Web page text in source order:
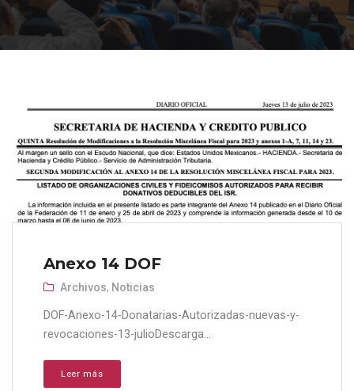
Anexo 14 DOF
Archivos, Noticias
DOF-Anexo-14-Donatarias-Autorizadas-nuevas-y-
revocaciones-13-julioDescarga...
Leer más